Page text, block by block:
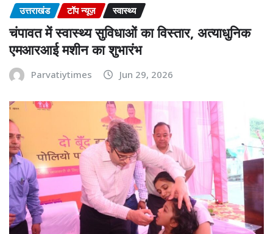
उत्तराखंड टॉप न्यूज़ स्वास्थ्य
चंपावत में स्वास्थ्य सुविधाओं का विस्तार, अत्याधुनिक
एमआरआई मशीन का शुभारंभ
Parvatiytimes Jun 29, 2026